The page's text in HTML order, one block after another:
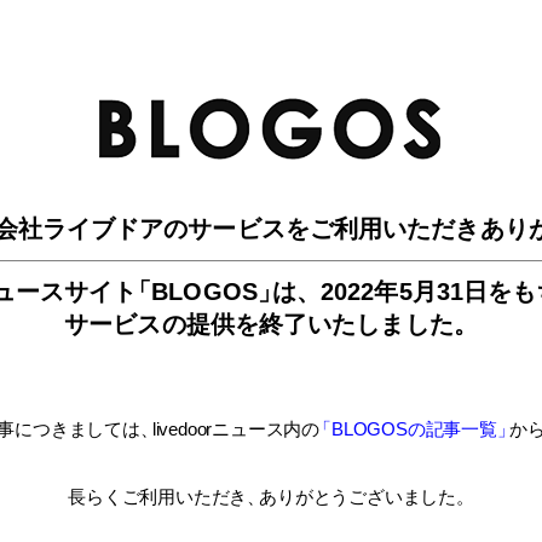
社ライブドアのサービスをご利用いただきあり
ースサイ ト「BLOGOS」は、2022年5月31日を
サービスの提供を終了いたしました。
につきましては livedoorニュース内の「BLOGOSの記事一覧」 か
長らくご利用いただき ありがとうございました。